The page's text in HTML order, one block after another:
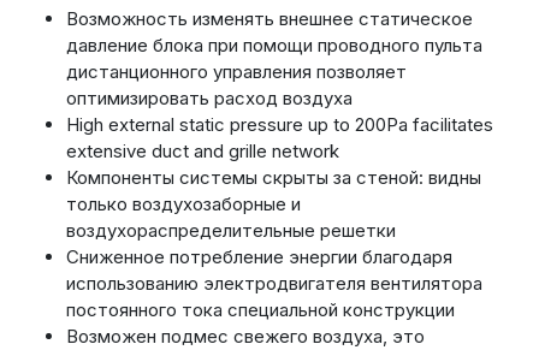
Возможность изменять внешнее статическое
давление блока при помощи проводного пульта
дистанционного управления позволяет
оптимизировать расход воздуха
High external static pressure up to 200Pa facilitates
extensive duct and grille network
Компоненты системы скрыты за стеной: видны
только воздухозаборные и
воздухораспределительные решетки
Сниженное потребление энергии благодаря
использованию электродвигателя вентилятора
постоянного тока специальной конструкции
Возможен подмес свежего воздуха, это